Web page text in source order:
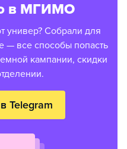
в МГИМО
универ? Собрали для
— все способы попасть
кампании, скидки
Telegram